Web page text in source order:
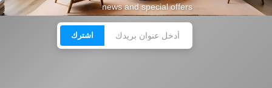
news and special offers
اشترك